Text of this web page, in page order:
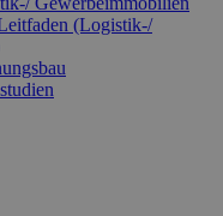
(Logistik-/